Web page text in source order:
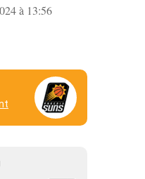
à 13:56